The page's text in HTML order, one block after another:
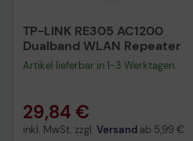
TP-LINK RE305 AC1200
Dualband WLAN Repeater
Artikel lieferbar in 1-3 Werktagen.
29,84 €
inkl. MwSt. zzgl. Versand ab 5,99 €